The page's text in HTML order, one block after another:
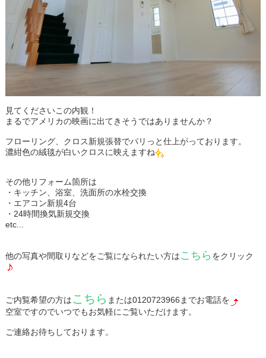
見てくださいこの内観！
まるでアメリカの映画に出てきそうではありませんか？
フローリング、クロス新規張替でパリっと仕上がっております。
濃紺色の絨毯が白いクロスに映えますね
その他リフォーム箇所は
・キッチン、浴室、洗面所の水栓交換
・エアコン新規4台
・24時間換気新規交換
etc...
他の写真や間取りなどをご覧になられたい方はこちら をクリック
ご内覧希望の方はこちら または0120723966までお電話を
空室ですのでいつでもお気軽にご覧いただけます。
ご連絡お待ちしております。